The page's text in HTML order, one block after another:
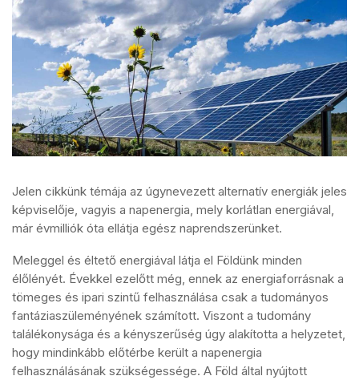
Jelen cikkünk témája az úgynevezett alternatív energiák jeles
képviselője, vagyis a napenergia, mely korlátlan energiával,
már évmilliók óta ellátja egész naprendszerünket.
Meleggel és éltető energiával látja el Földünk minden
élőlényét. Évekkel ezelőtt még, ennek az energiaforrásnak a
tömeges és ipari szintű felhasználása csak a tudományos
fantáziaszüleményének számított. Viszont a tudomány
találékonysága és a kényszerűség úgy alakította a helyzetet,
hogy mindinkább előtérbe került a napenergia
felhasználásának szükségessége. A Föld által nyújtott